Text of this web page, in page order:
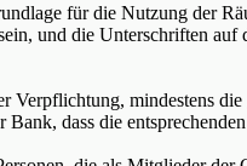
für die Nutzung der
und die Unterschriften
mindestens die
dass die